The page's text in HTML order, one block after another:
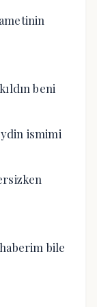
beni
ismimi
bile